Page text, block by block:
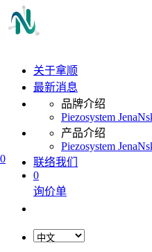
0
关于拿顺
最新消息
品牌介绍
Piezosystem Jena
产品介绍
Piezosystem Jena
联络我们
0
询价单